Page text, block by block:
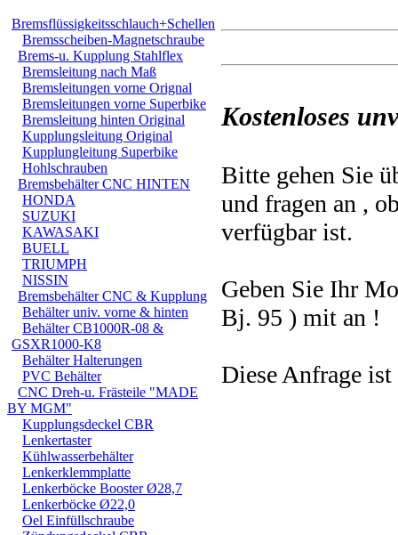
Bremsflüssigkeitsschlauch+Schellen
Bremsscheiben-Magnetschraube
Brems-u. Kupplung Stahlflex
Bremsleitung nach Maß
Bremsleitungen vorne Orignal
Bremsleitungen vorne Superbike
Bremsleitung hinten Original
Kupplungsleitung Original
Kupplungleitung Superbike
Hohlschrauben
Bremsbehälter CNC HINTEN
HONDA
SUZUKI
KAWASAKI
BUELL
TRIUMPH
NISSIN
Bremsbehälter CNC & Kupplung
Behälter univ. vorne & hinten
Behälter CB1000R-08 &
GSXR1000-K8
Behälter Halterungen
PVC Behälter
CNC Dreh-u. Frästeile "MADE
BY MGM"
Kupplungsdeckel CBR
Lenkertaster
Kühlwasserbehälter
Lenkerklemmplatte
Lenkerböcke Booster Ø28,7
Lenkerböcke Ø22,0
Oel Einfüllschraube
Kostenloses
Bitte gehen Sie
und fragen an ,
verfügbar ist.
Geben Sie Ihr
Bj. 95 ) mit an !
Diese Anfrage